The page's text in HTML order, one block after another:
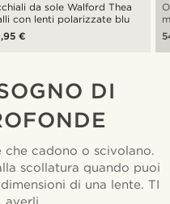
da sole Walford Thea
con lenti polarizzate blu
€
DI
cadono o scivolano.
scollatura quando puoi
di una lente. TI